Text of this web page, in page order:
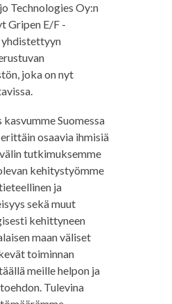
Technologies Oy:n
Gripen E/F -
joka on nyt
Suomessa
osaavia ihmisiä
tutkimuksemme
kehitystyömme
ja
sekä muut
kehittyneen
maan väliset
toiminnan
meille helpon ja
Tulevina